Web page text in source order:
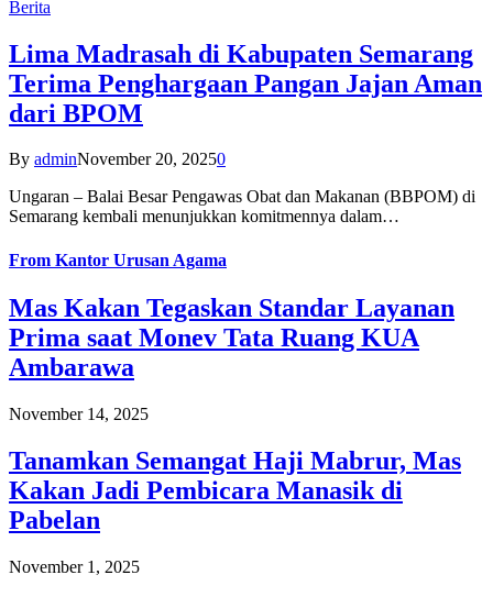
Berita
Lima Madrasah di Kabupaten Semarang
Terima Penghargaan Pangan Jajan Aman
dari BPOM
By adminNovember 20, 20250
Ungaran – Balai Besar Pengawas Obat dan Makanan (BBPOM) di
Semarang kembali menunjukkan komitmennya dalam…
From Kantor Urusan Agama
Mas Kakan Tegaskan Standar Layanan
Prima saat Monev Tata Ruang KUA
Ambarawa
November 14, 2025
Tanamkan Semangat Haji Mabrur, Mas
Kakan Jadi Pembicara Manasik di
Pabelan
November 1, 2025